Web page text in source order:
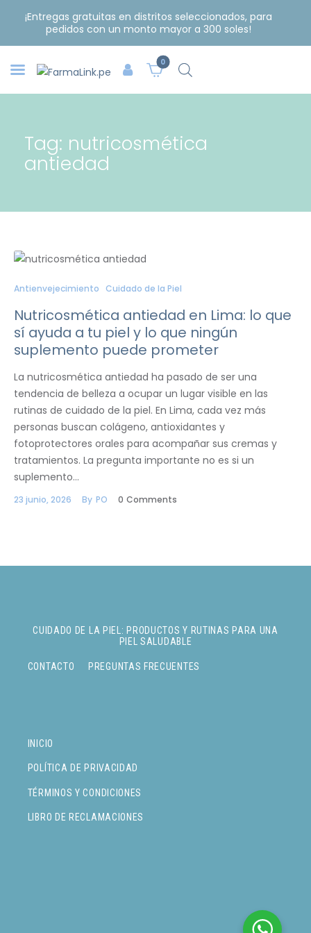
¡Entregas gratuitas en distritos seleccionados, para
pedidos con un monto mayor a 300 soles!
0
Tag: nutricosmética
antiedad
Antienvejecimiento Cuidado de la Piel
Nutricosmética antiedad en Lima: lo que
sí ayuda a tu piel y lo que ningún
suplemento puede prometer
La nutricosmética antiedad ha pasado de ser una
tendencia de belleza a ocupar un lugar visible en las
rutinas de cuidado de la piel. En Lima, cada vez más
personas buscan colágeno, antioxidantes y
fotoprotectores orales para acompañar sus cremas y
tratamientos. La pregunta importante no es si un
suplemento…
23 junio, 2026 By PO 0 Comments
INICIO
POLÍTICA DE PRIVACIDAD
TÉRMINOS Y CONDICIONES
LIBRO DE RECLAMACIONES
CUIDADO DE LA PIEL: PRODUCTOS Y RUTINAS PARA UNA
PIEL SALUDABLE
CONTACTO PREGUNTAS FRECUENTES